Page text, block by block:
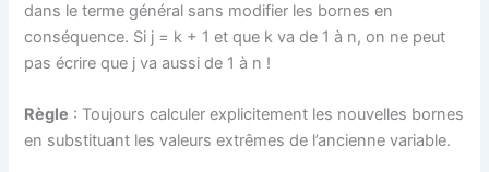
dans le terme général sans modifier les bornes en
conséquence. Si j = k + 1 et que k va de 1 à n, on ne peut
pas écrire que j va aussi de 1 à n !
Règle : Toujours calculer explicitement les nouvelles bornes
en substituant les valeurs extrêmes de l’ancienne variable.